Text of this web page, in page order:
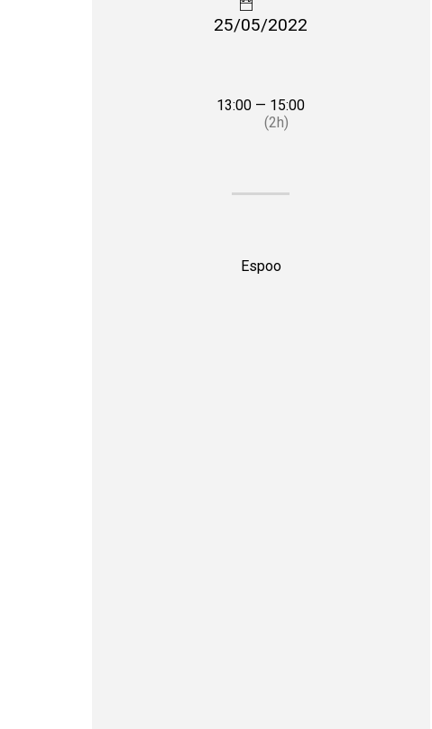
25/05/2022
13:00 — 15:00
(2h)
Espoo